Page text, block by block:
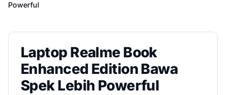
Powerful
Laptop Realme Book
Enhanced Edition Bawa
Spek Lebih Powerful